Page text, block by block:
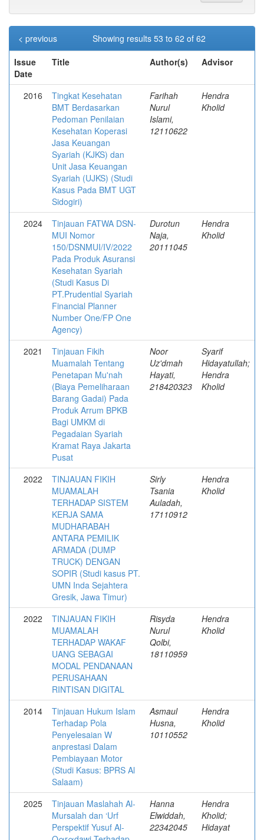
Showing results 53 to 62 of 62
< previous
Issue
Date
Title Author(s) Advisor
2016
Tingkat Kesehatan
BMT Berdasarkan
Pedoman Penilaian
Kesehatan Koperasi
Jasa Keuangan
Syariah (KJKS) dan
Unit Jasa Keuangan
Syariah (UJKS) (Studi
Kasus Pada BMT UGT
Sidogiri)
Farihah
Nurul
Islami,
12110622
Hendra
Kholid
2024
Tinjauan FATWA DSN-
MUI Nomor
150/DSNMUI/IV/2022
Pada Produk Asuransi
Kesehatan Syariah
(Studi Kasus Di
PT.Prudential Syariah
Financial Planner
Number One/FP One
Agency)
Durotun
Naja,
20111045
Hendra
Kholid
2021
Tinjauan Fikih
Muamalah Tentang
Penetapan Mu'nah
(Biaya Pemeliharaan
Barang Gadai) Pada
Produk Arrum BPKB
Bagi UMKM di
Pegadaian Syariah
Kramat Raya Jakarta
Pusat
Noor
Uz'dmah
Hayati,
218420323
Syarif
Hidayatullah;
Hendra
Kholid
2022
TINJAUAN FIKIH
MUAMALAH
TERHADAP SISTEM
KERJA SAMA
MUDHARABAH
ANTARA PEMILIK
ARMADA (DUMP
TRUCK) DENGAN
SOPIR (Studi kasus PT.
UMN Inda Sejahtera
Gresik, Jawa Timur)
Sirly
Tsania
Auladah,
17110912
Hendra
Kholid
2022
TINJAUAN FIKIH
MUAMALAH
TERHADAP WAKAF
UANG SEBAGAI
MODAL PENDANAAN
PERUSAHAAN
RINTISAN DIGITAL
Risyda
Nurul
Qolbi,
18110959
Hendra
Kholid
2014
Tinjauan Hukum Islam
Terhadap Pola
Penyelesaian W
anprestasi Dalam
Pembiayaan Motor
(Studi Kasus: BPRS Al
Salaam)
Asmaul
Husna,
10110552
Hendra
Kholid
2025
Tinjauan Maslahah Al-
Mursalah dan ‘Urf
Perspektif Yusuf Αl-
Hanna
Elwiddah,
22342045
Hendra
Kholid;
Hidayat